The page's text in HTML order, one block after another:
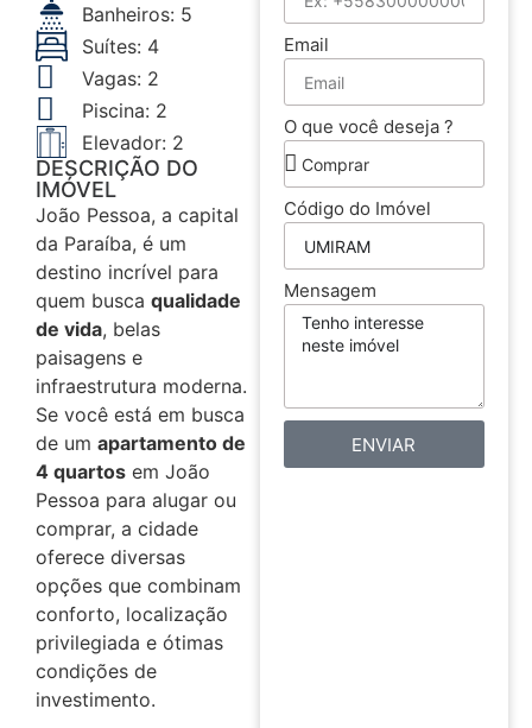
Banheiros: 5
Suítes: 4
Vagas: 2
Piscina: 2
Elevador: 2
DESCRIÇÃO DO
IMÓVEL
João Pessoa, a capital
da Paraíba, é um
destino incrível para
quem busca qualidade
de vida, belas
paisagens e
infraestrutura moderna.
Se você está em busca
de um apartamento de
4 quartos em João
Pessoa para alugar ou
comprar, a cidade
oferece diversas
opções que combinam
conforto, localização
privilegiada e ótimas
condições de
investimento.
Email
O que você deseja ?
Código do Imóvel
Mensagem
ENVIAR